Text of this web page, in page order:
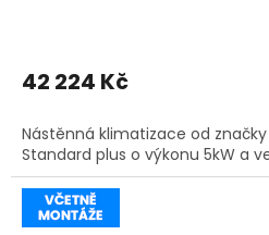
42 224 Kč
Nástěnná klimatizace od
Standard plus o výkonu 5kW a